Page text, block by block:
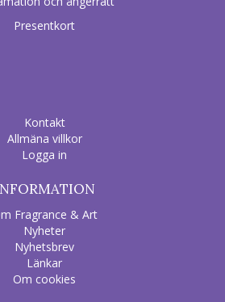
Presentkort
Kontakt
Allmäna villkor
Logga in
Fragrance & Art
Nyheter
Nyhetsbrev
Länkar
Om cookies